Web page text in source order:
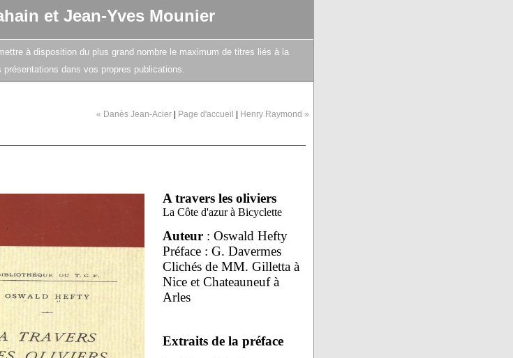
et Jean-Yves Mounier
à disposition du plus grand nombre le maximum de titres liés à la
dans vos propres publications.
« Danès Jean-Acier| Page d'accueil | Henry Raymond »
A travers les oliviers
La Côte d'azur à Bicyclette
Auteur: Oswald Hefty
Préface : G. Davermes
Clichés de MM. Gilletta à
Nice et Chateauneuf à
Arles
Extraits de la préface